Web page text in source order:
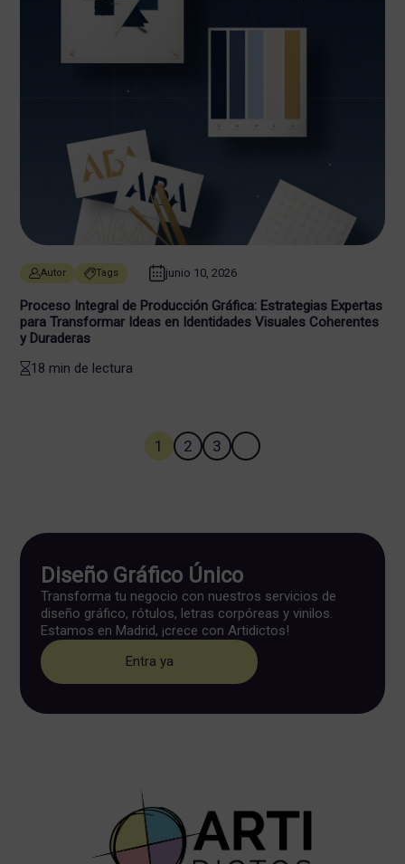
Autor Tags junio 10, 2026
Proceso Integral de Producción Gráfica: Estrategias Expertas
para Transformar Ideas en Identidades Visuales Coherentes
y Duraderas
18 min de lectura
1 2 3
Diseño Gráfico Único
Transforma tu negocio con nuestros servicios de
diseño gráfico, rótulos, letras corpóreas y vinilos.
Estamos en Madrid, ¡crece con Artidictos!
Entra ya